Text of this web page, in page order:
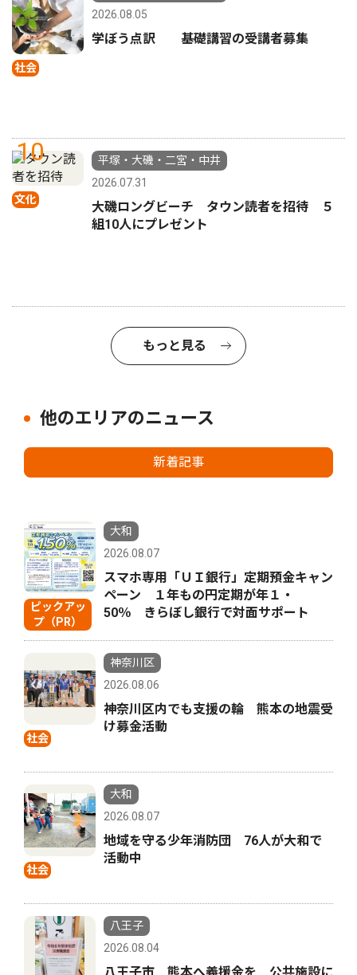
社会
2026.08.05
学ぼう点訳 基礎講習の受講者募集
10
文化
平塚・大磯・二宮・中井
2026.07.31
大磯ロングビーチ タウン読者を招待 ５
組10人にプレゼント
もっと見る
他のエリアのニュース
新着記事
ピックアッ
プ（PR）
大和
2026.08.07
スマホ専用「ＵＩ銀行」定期預金キャン
ペーン １年もの円定期が年１・
50％ きらぼし銀行で対面サポート
社会
神奈川区
2026.08.06
神奈川区内でも支援の輪 熊本の地震受
け募金活動
社会
大和
2026.08.07
地域を守る少年消防団 76人が大和で
活動中
八王子
2026.08.04